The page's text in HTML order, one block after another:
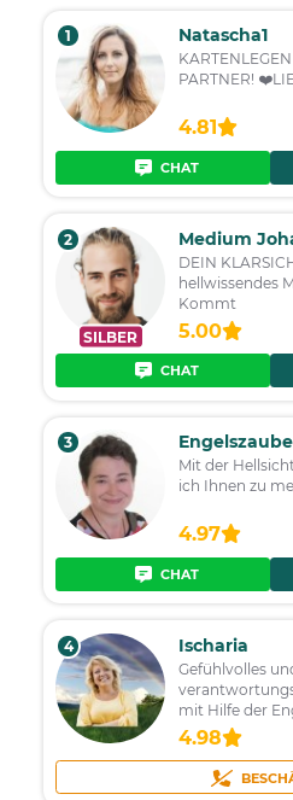
1 Natascha1
KARTENLEGEN ❤️ KONTAKT
4.81
CHAT
SILBER
2 Medium
DEIN
hellwissendes
Kommt
5.00
CHAT
3
Mit der
ich Ihnen zu
4.97
CHAT
4 Ischaria
Gefühlvolles
mit Hilfe der
4.98